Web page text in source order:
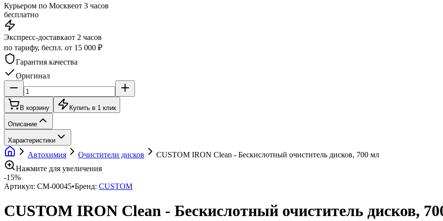
Курьером по Москвеот 3 часов
бесплатно
Экспресс-доставкаот 2 часов
по тарифу, беспл. от 15 000 ₽
Гарантия качества
Оригинал
В корзину Купить в 1 клик
Описание
Характеристики
Автохимия Очистители дисков
CUSTOM IRON Clean - Бескислотный очиститель дисков, 700 мл
Нажмите для увеличения
-15%
Артикул: CM-00045•Бренд: CUSTOM
CUSTOM IRON Clean - Бескислотный очиститель дисков,